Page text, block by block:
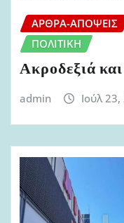
ΆΡΘΡΑ-ΑΠΌΨΕΙΣ
ΠΟΛΙΤΙΚΉ
Ακροδεξιά
admin Ιούλ